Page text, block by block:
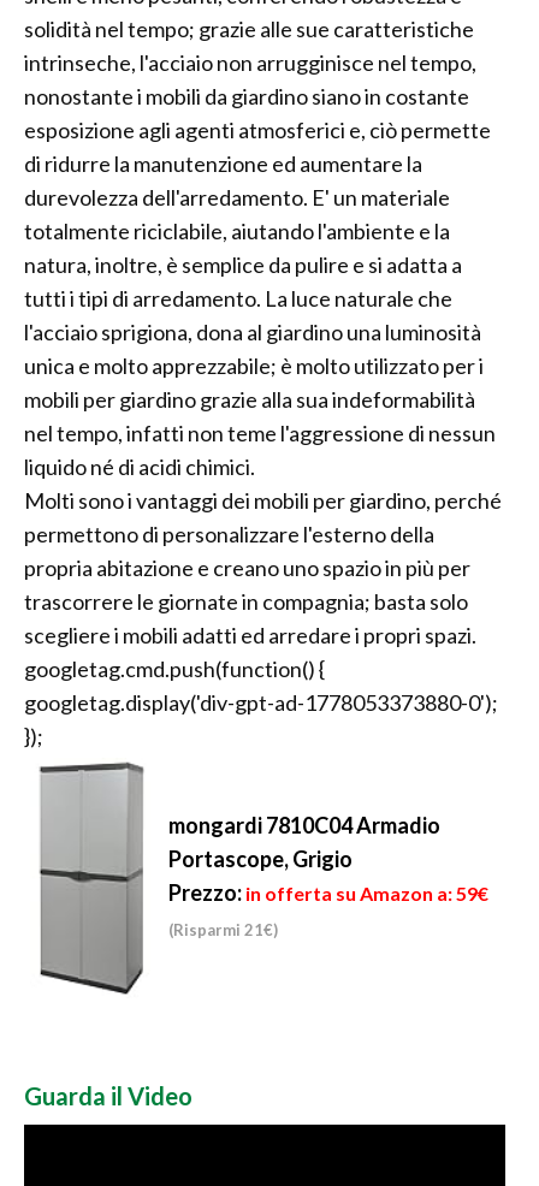
solidità nel tempo; grazie alle sue caratteristiche
intrinseche, l'acciaio non arrugginisce nel tempo,
nonostante i mobili da giardino siano in costante
esposizione agli agenti atmosferici e, ciò permette
di ridurre la manutenzione ed aumentare la
durevolezza dell'arredamento. E' un materiale
totalmente riciclabile, aiutando l'ambiente e la
natura, inoltre, è semplice da pulire e si adatta a
tutti i tipi di arredamento. La luce naturale che
l'acciaio sprigiona, dona al giardino una luminosità
unica e molto apprezzabile; è molto utilizzato per i
mobili per giardino grazie alla sua indeformabilità
nel tempo, infatti non teme l'aggressione di nessun
liquido né di acidi chimici.
Molti sono i vantaggi dei mobili per giardino, perché
permettono di personalizzare l'esterno della
propria abitazione e creano uno spazio in più per
trascorrere le giornate in compagnia; basta solo
scegliere i mobili adatti ed arredare i propri spazi.
googletag.cmd.push(function() {
googletag.display('div-gpt-ad-1778053373880-0');
});
mongardi 7810C04 Armadio
Portascope, Grigio
Prezzo: in offerta su Amazon a: 59€
(Risparmi 21€)
Guarda il Video